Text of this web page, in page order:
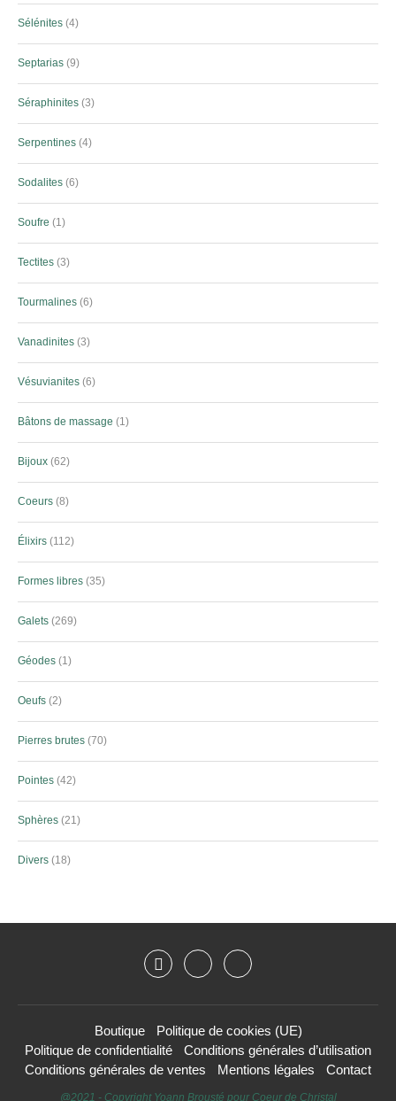
Sélénites 4
Septarias 9
Séraphinites 3
Serpentines 4
Sodalites 6
Soufre 1
Tectites 3
Tourmalines 6
Vanadinites 3
Vésuvianites 6
Bâtons de massage 1
Bijoux 62
Coeurs 8
Élixirs 112
Formes libres 35
Galets 269
Géodes 1
Oeufs 2
Pierres brutes 70
Pointes 42
Sphères 21
Divers 18
Boutique
Politique de cookies (UE)
Politique de confidentialité
Conditions générales d’utilisation
Conditions générales de ventes
Mentions légales Contact
@2021 - Copyright Yoann Brousté pour Coeur de Christal